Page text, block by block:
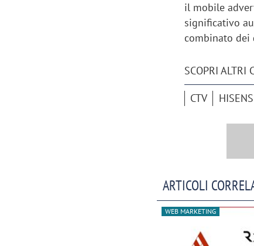
il mobile
significativo
combinato dei
SCOPRI ALTRI
CTV
ARTICOLI
WEB MARKETING
comunicazione crea un brand food:
«Marketing e prodotto devono
«La